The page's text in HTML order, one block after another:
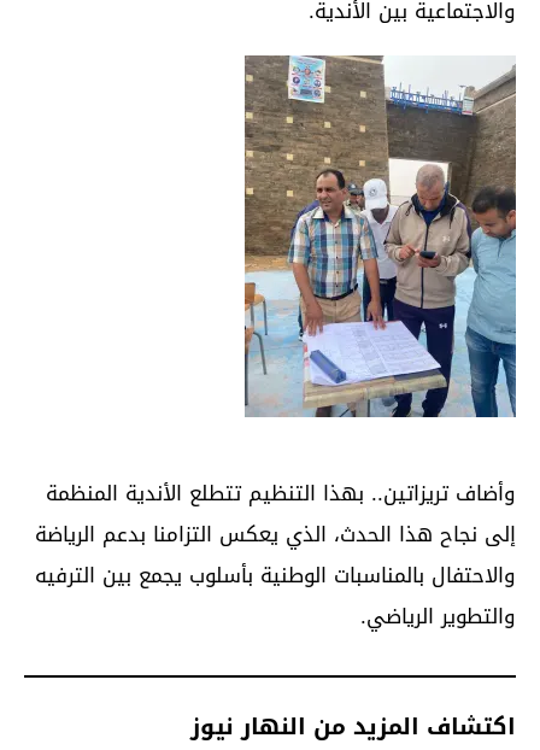
والاجتماعية بين الأندية.
وأضاف تريزاتين.. بهذا التنظيم تتطلع الأندية المنظمة
إلى نجاح هذا الحدث، الذي يعكس التزامنا بدعم الرياضة
والاحتفال بالمناسبات الوطنية بأسلوب يجمع بين الترفيه
والتطوير الرياضي.
اكتشاف المزيد من النهار نيوز